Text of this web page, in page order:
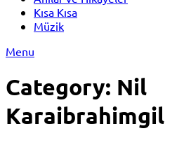
Kısa Kısa
Müzik
Menu
Category: Nil
Karaibrahimgil